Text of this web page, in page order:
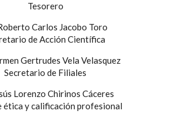
Tesorero
Carlos Jacobo Toro
de Acción Científica
Gertrudes Vela Velasquez
Secretario de Filiales
Lorenzo Chirinos Cáceres
ética y calificación profesional